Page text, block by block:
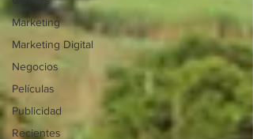
Marketing
Marketing Digital
Negocios
Películas
Publicidad
Recientes